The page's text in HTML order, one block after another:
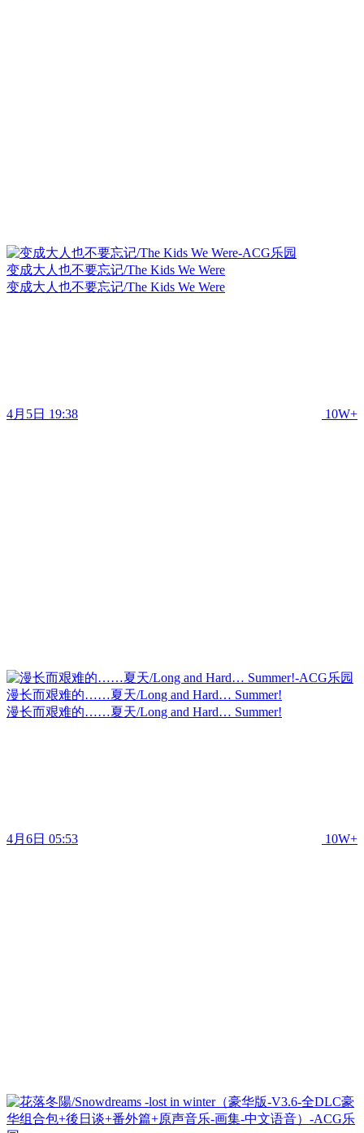
变成大人也不要忘记/The Kids We Were
变成大人也不要忘记/The Kids We Were
4月5日 19:38 10W+
漫长而艰难的……夏天/Long and Hard… Summer!
漫长而艰难的……夏天/Long and Hard… Summer!
4月6日 05:53 10W+